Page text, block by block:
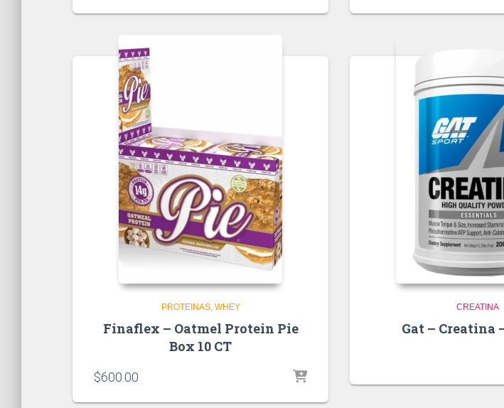
PROTEINAS WHEY
Finaflex – Oatmel Protein Pie
Box 10 CT
$600.00
CREATINA
Gat – Creatina